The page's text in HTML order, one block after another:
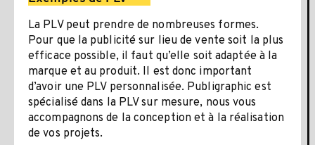
La PLV peut prendre de nombreuses formes.
Pour que la publicité sur lieu de vente soit la plus
efficace possible, il faut qu’elle soit adaptée à la
marque et au produit. Il est donc important
d’avoir une PLV personnalisée. Publigraphic est
spécialisé dans la PLV sur mesure, nous vous
accompagnons de la conception et à la réalisation
de vos projets.